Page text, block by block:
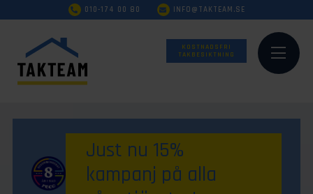
010-174 00 80 INFO@TAKTEAM.SE
KOSTNADSFRI
TAKBESIKTNING
Just nu 15%
kampanj på alla